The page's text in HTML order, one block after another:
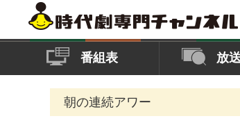
番組表 放
朝の連続アワー